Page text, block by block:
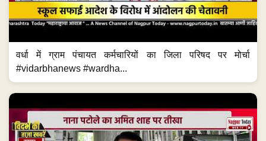
वर्धा में ग्राम पंचायत कर्मचारियों का जिला परिषद पर मोर्चा
#vidarbhanews #wardha...